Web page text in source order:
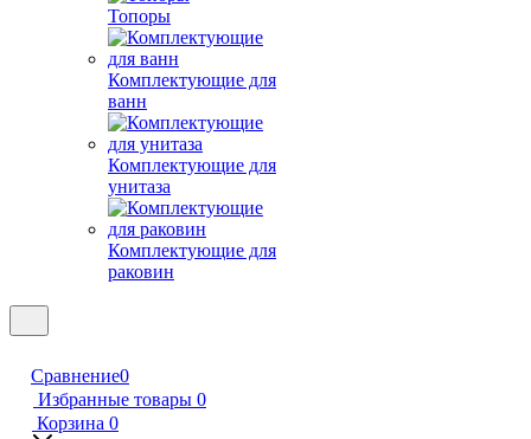
Топоры
Комплектующие для
ванн
Комплектующие для
унитаза
Комплектующие для
раковин
Сравнение0
Избранные товары 0
Корзина 0